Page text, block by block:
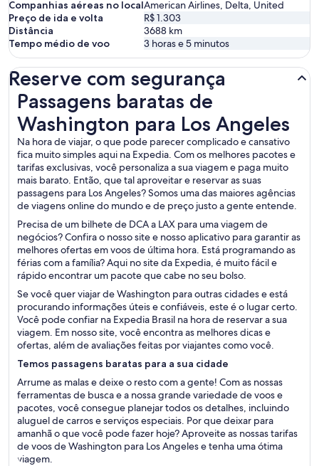
Companhias aéreas no localAmerican Airlines, Delta, United
Preço de ida e volta
R$ 1.303
Distância
3688 km
Tempo médio de voo
3 horas e 5 minutos
Reserve com segurança
Passagens baratas de
Washington para Los Angeles
Na hora de viajar, o que pode parecer complicado e cansativo
fica muito simples aqui na Expedia. Com os melhores pacotes e
tarifas exclusivas, você personaliza a sua viagem e paga muito
mais barato. Então, que tal aproveitar e reservar as suas
passagens para Los Angeles? Somos uma das maiores agências
de viagens online do mundo e de preço justo a gente entende.
Precisa de um bilhete de DCA a LAX para uma viagem de
negócios? Confira o nosso site e nosso aplicativo para garantir as
melhores ofertas em voos de última hora. Está programando as
férias com a família? Aqui no site da Expedia, é muito fácil e
rápido encontrar um pacote que cabe no seu bolso.
Se você quer viajar de Washington para outras cidades e está
procurando informações úteis e confiáveis, este é o lugar certo.
Você pode confiar na Expedia Brasil na hora de reservar a sua
viagem. Em nosso site, você encontra as melhores dicas e
ofertas, além de avaliações feitas por viajantes como você.
Temos passagens baratas para a sua cidade
Arrume as malas e deixe o resto com a gente! Com as nossas
ferramentas de busca e a nossa grande variedade de voos e
pacotes, você consegue planejar todos os detalhes, incluindo
aluguel de carros e serviços especiais. Por que deixar para
amanhã o que você pode fazer hoje? Aproveite as nossas tarifas
de voos de Washington para Los Angeles e tenha uma ótima
viagem.
Passagens baratas de Washington para Los Angeles